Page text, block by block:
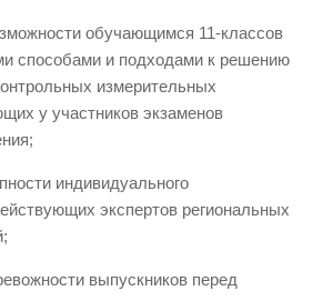
обучающимся 11-классов
способами и подходами к решению
измерительных
у участников экзаменов
индивидуального
экспертов региональных
выпускников перед